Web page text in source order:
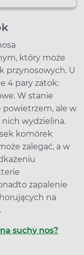
który może
przynosowych. U
4 pary zatok:
W stanie
powietrzem, ale w
nich wydzielina.
komórek
zalegać, a w
zapalenie
na
suchy nos?